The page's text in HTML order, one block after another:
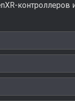
контроллеров